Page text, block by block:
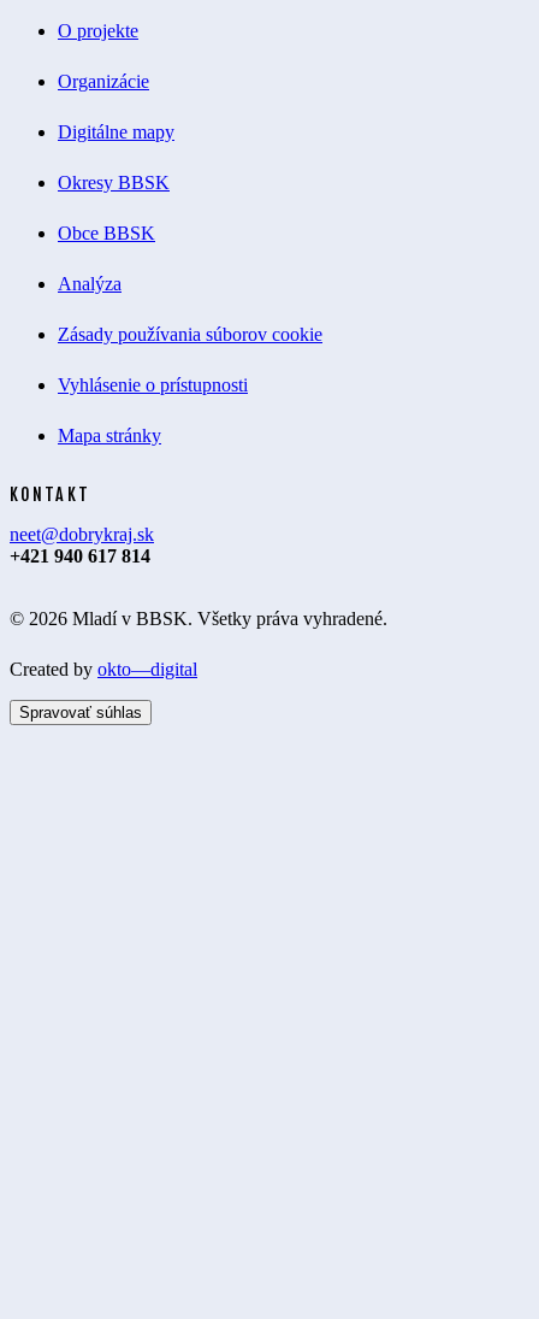
O projekte
Organizácie
Digitálne mapy
Okresy BBSK
Obce BBSK
Analýza
Zásady používania súborov cookie
Vyhlásenie o prístupnosti
Mapa stránky
KONTAKT
neet@dobrykraj.sk
+421 940 617 814
© 2026 Mladí v BBSK. Všetky práva vyhradené.
Created by okto—digital
Spravovať súhlas